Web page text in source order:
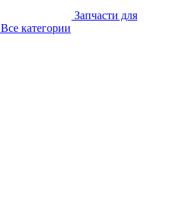
Запчасти для
Все категории